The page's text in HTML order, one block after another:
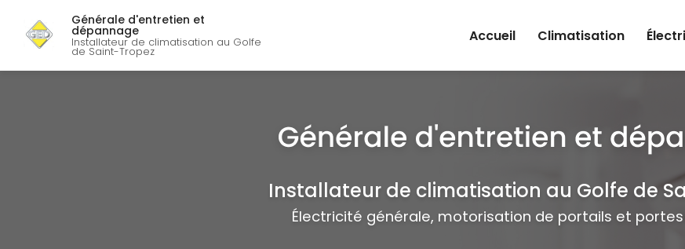
contenu
Générale d'entretien et
dépannage
Installateur de climatisation au Golfe
de Saint-Tropez
Accueil
Climatisation
Installateur de climatisation au Golfe de
Électricité générale, motorisation de portails et